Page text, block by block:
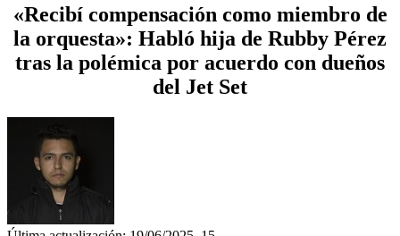
«Recibí compensación como miembro de
la orquesta»: Habló hija de Rubby Pérez
tras la polémica por acuerdo con dueños
del Jet Set